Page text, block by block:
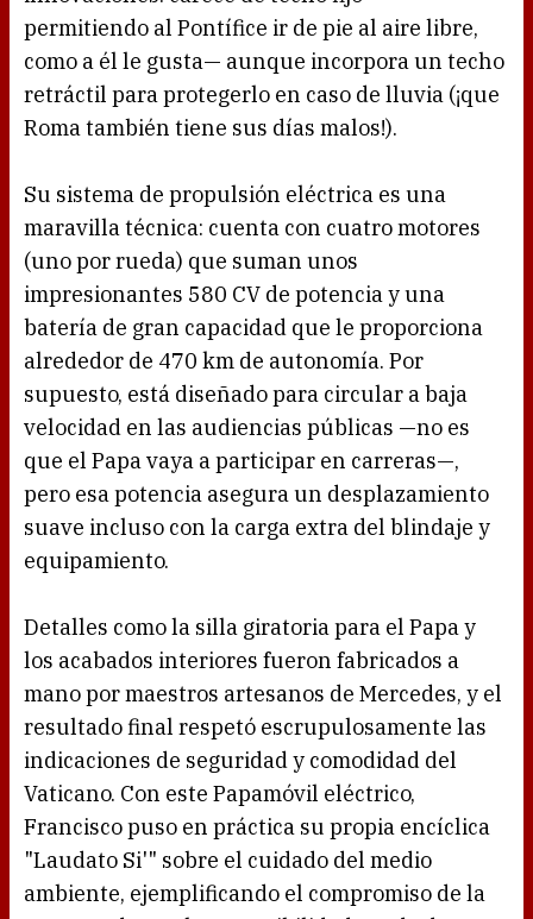
permitiendo al Pontífice ir de pie al aire libre,
como a él le gusta— aunque incorpora un techo
retráctil para protegerlo en caso de lluvia (¡que
Roma también tiene sus días malos!).
Su sistema de propulsión eléctrica es una
maravilla técnica: cuenta con cuatro motores
(uno por rueda) que suman unos
impresionantes 580 CV de potencia y una
batería de gran capacidad que le proporciona
alrededor de 470 km de autonomía. Por
supuesto, está diseñado para circular a baja
velocidad en las audiencias públicas —no es
que el Papa vaya a participar en carreras—,
pero esa potencia asegura un desplazamiento
suave incluso con la carga extra del blindaje y
equipamiento.
Detalles como la silla giratoria para el Papa y
los acabados interiores fueron fabricados a
mano por maestros artesanos de Mercedes, y el
resultado final respetó escrupulosamente las
indicaciones de seguridad y comodidad del
Vaticano. Con este Papamóvil eléctrico,
Francisco puso en práctica su propia encíclica
"Laudato Si'" sobre el cuidado del medio
ambiente, ejemplificando el compromiso de la